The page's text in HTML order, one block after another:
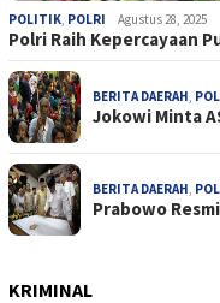
POLITIK, POLRI Agustus 28, 2025
Polri Raih Kepercayaan
BERITA DAERAH,
Jokowi Minta
BERITA DAERAH,
Prabowo
KRIMINAL